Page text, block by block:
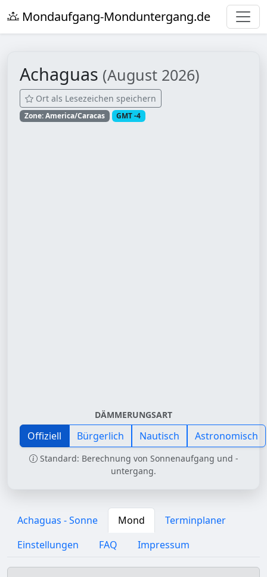
Mondaufgang-Monduntergang.de
Achaguas (August 2026)
Ort als Lesezeichen speichern
Zone: America/Caracas GMT -4
DÄMMERUNGSART
Offiziell Bürgerlich Nautisch Astronomisch
Standard: Berechnung von Sonnenaufgang und -
untergang.
Achaguas - Sonne Mond
Terminplaner
Einstellungen
FAQ Impressum